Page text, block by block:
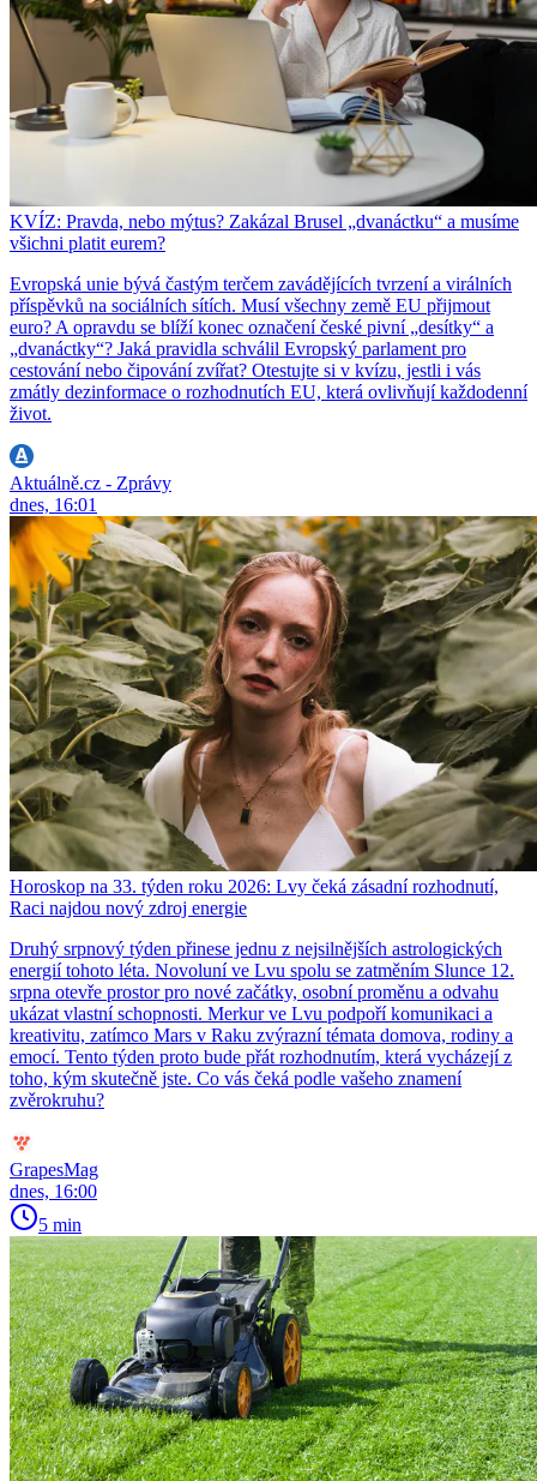
KVÍZ: Pravda, nebo mýtus? Zakázal Brusel „dvanáctku“ a musíme
všichni platit eurem?
Evropská unie bývá častým terčem zavádějících tvrzení a virálních
příspěvků na sociálních sítích. Musí všechny země EU přijmout
euro? A opravdu se blíží konec označení české pivní „desítky“ a
„dvanáctky“? Jaká pravidla schválil Evropský parlament pro
cestování nebo čipování zvířat? Otestujte si v kvízu, jestli i vás
zmátly dezinformace o rozhodnutích EU, která ovlivňují každodenní
život.
Aktuálně.cz - Zprávy
dnes, 16:01
Horoskop na 33. týden roku 2026: Lvy čeká zásadní rozhodnutí,
Raci najdou nový zdroj energie
Druhý srpnový týden přinese jednu z nejsilnějších astrologických
energií tohoto léta. Novoluní ve Lvu spolu se zatměním Slunce 12.
srpna otevře prostor pro nové začátky, osobní proměnu a odvahu
ukázat vlastní schopnosti. Merkur ve Lvu podpoří komunikaci a
kreativitu, zatímco Mars v Raku zvýrazní témata domova, rodiny a
emocí. Tento týden proto bude přát rozhodnutím, která vycházejí z
toho, kým skutečně jste. Co vás čeká podle vašeho znamení
zvěrokruhu?
GrapesMag
dnes, 16:00
5 min